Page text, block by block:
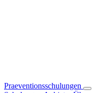
Praeventionsschulungen